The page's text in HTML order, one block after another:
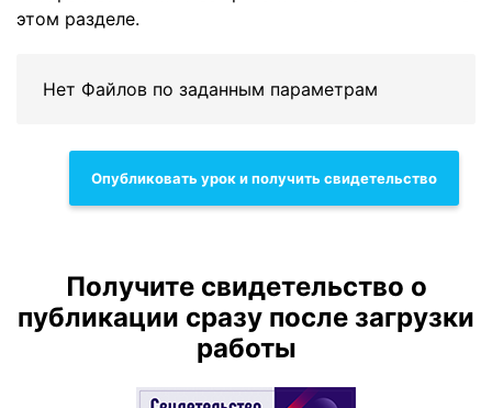
этом разделе.
Нет Файлов по заданным параметрам
Опубликовать урок и получить свидетельство
Получите свидетельство о
публикации сразу после загрузки
работы